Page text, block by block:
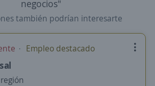
negocios"
también podrían interesarte
Empleo destacado